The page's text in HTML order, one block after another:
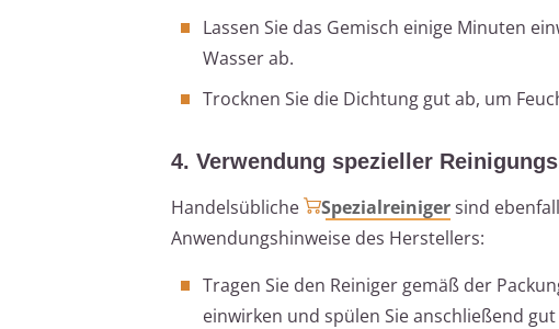
Lassen Sie das Gemisch einige Minuten
Wasser ab.
Trocknen Sie die Dichtung gut ab, um
4. Verwendung spezieller
Handelsübliche
Spezialreinigersind
Anwendungshinweise des Herstellers:
Tragen Sie den Reiniger gemäß der
einwirken und spülen Sie anschließend gut